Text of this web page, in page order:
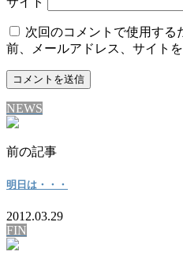
次回のコメントで使用する
前、メールアドレス、サイトを
NEWS
前の記事
明日は・・・
2012.03.29
FIN